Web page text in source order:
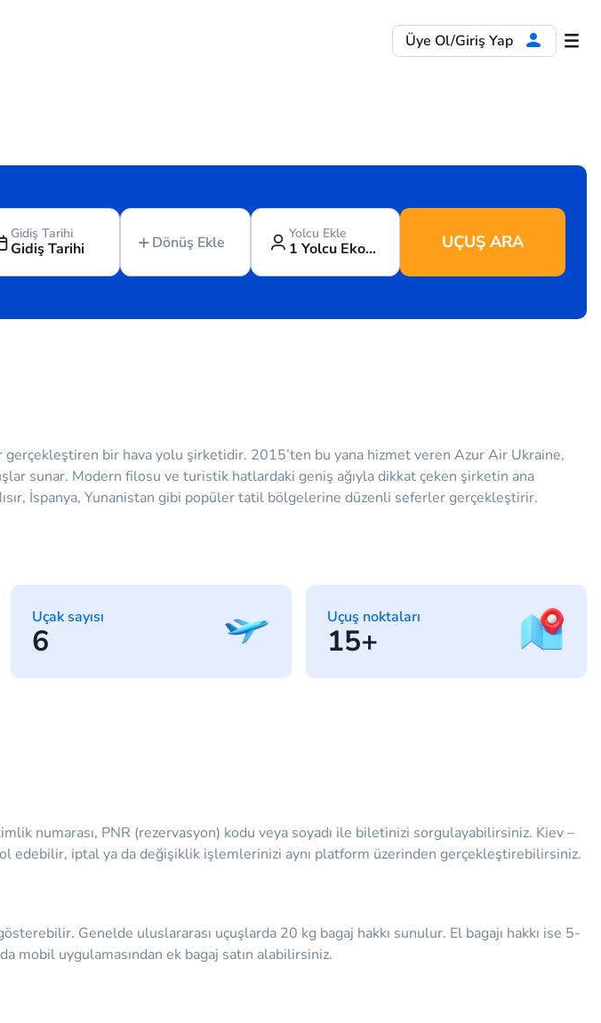
Üye Ol/Giriş Yap
Gidiş Tarihi
Gidiş Tarihi Dönüş Ekle Yolcu Ekle
1 Yolcu Ekonomi UÇUŞ ARA
bir hava yolu şirketidir. 2015’ten bu yana hizmet veren Azur Air Ukraine,
sunar. Modern filosu ve turistik hatlardaki geniş ağıyla dikkat çeken şirketin ana
İspanya, Yunanistan gibi popüler tatil bölgelerine düzenli seferler gerçekleştirir.
Uçak sayısı
6
Uçuş noktaları
15+
numarası, PNR (rezervasyon) kodu veya soyadı ile biletinizi sorgulayabilirsiniz. Kiev –
edebilir, iptal ya da değişiklik işlemlerinizi aynı platform üzerinden gerçekleştirebilirsiniz.
Genelde uluslararası uçuşlarda 20 kg bagaj hakkı sunulur. El bagajı hakkı ise 5-
mobil uygulamasından ek bagaj satın alabilirsiniz.